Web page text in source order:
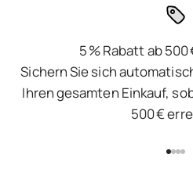
5 % Rabatt ab
Sichern Sie sich
Ihren gesamten Einkauf,
500 €